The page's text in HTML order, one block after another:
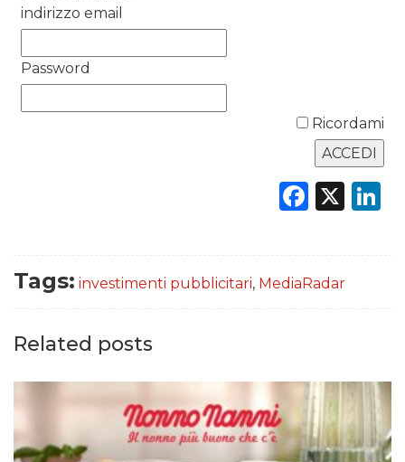
CASE HISTORY
OPINIONI
indirizzo email
Password
Ricordami
X
Tags: investimenti pubblicitari, MediaRadar
Related posts